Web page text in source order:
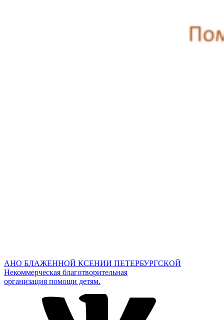
АНО БЛАЖЕННОЙ КСЕНИИ ПЕТЕРБУРГСКОЙ
Некоммерческая благотворительная
организация помощи детям.